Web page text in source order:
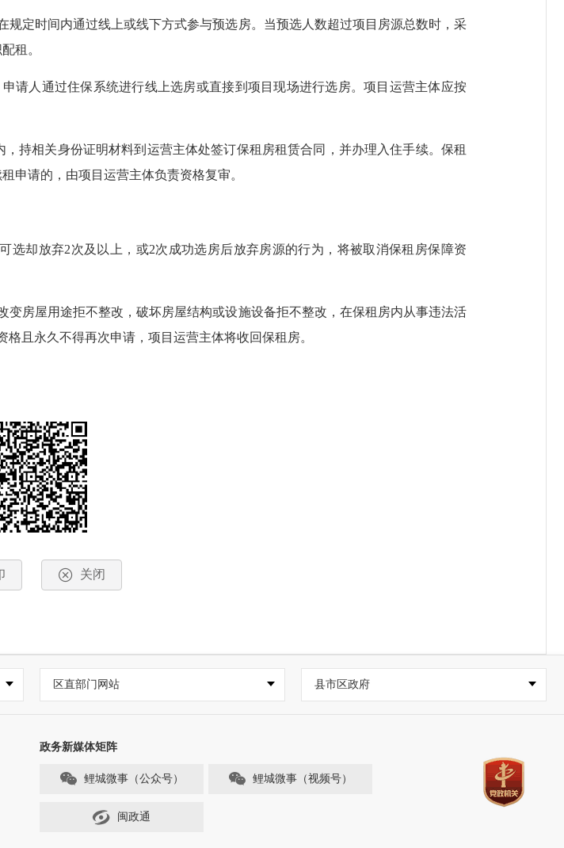
定时间内通过线上或线下方式参与预选房。当预选人数超过项目房源总数时，采
租。
请人通过住保系统进行线上选房或直接到项目现场进行选房。项目运营主体应按
持相关身份证明材料到运营主体处签订保租房租赁合同，并办理入住手续。保租
申请的，由项目运营主体负责资格复审。
却放弃2次及以上，或2次成功选房后放弃房源的行为，将被取消保租房保障资
房屋用途拒不整改，破坏房屋结构或设施设备拒不整改，在保租房内从事违法活
且永久不得再次申请，项目运营主体将收回保租房。
关闭
区直部门网站 县市区政府
政务新媒体矩阵
鲤城微事（公众号） 鲤城微事（视频号）
闽政通